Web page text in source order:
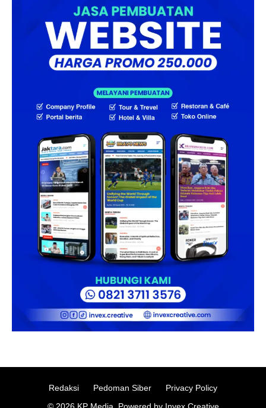
Redaksi Pedoman Siber
Privacy Policy
© 2026 KP Media. Powered by Invex Creative